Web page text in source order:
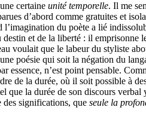
certaine unité temporelle. Il me
d’abord comme gratuites et
du poète a lié
et de la liberté : il
que le labeur du styliste
poésie qui soit la négation du
essence, n’est point pensable.
de la durée, où il soit possible à
que la durée de son discours
des significations, que seule la